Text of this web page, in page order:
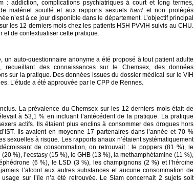
addiction, complications psychiatriques à court et long termes,
matériel souillé et aux rapports sexuelshard et non protégés
n’est à ce jour disponible dans le département. L’objectif principal
les 12 derniers mois chez les patients HSH PVVIH suivis au CHU.
et de contextualiser cette pratique.
un auto-questionnaire anonyme a été proposé à tout patient adulte
recueillant des connaissances sur le Chemsex, des données
sur la pratique. Des données issues du dossier médical sur le VIH
L’étude a été approuvée par le CPP de Rennes.
La prévalence du Chemsex sur les 12 derniers mois était de
à 53,1 % en incluant l’antécédent de la pratique. La pratique
actifs. Ils étaient plus enclins à consommer des drogues hors
Ils avaient en moyenne 17 partenaires dans l’année et 70 %
sexuelles à risque. Les rapports anaux n’étaient systématiquement
de consommation, on retrouvait : le poppers (81 %), le
%), l’ecstasy (15 %), le GHB (13 %), la methamphétamine (11 %),
(6 %), le LSD (3 %), les champignons (2 %) et l’héroïne
l’alcool aux autres substances et aucune consommation de
sur l’île n’a été retrouvée. Le Slam concernait 2 sujets soit